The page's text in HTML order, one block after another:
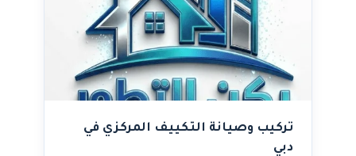
تركيب وصيانة التكييف المركزي في
دبي